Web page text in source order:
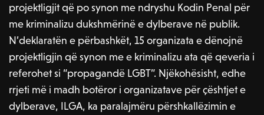
projektligjit që po synon me ndryshu Kodin Penal për
me kriminalizu dukshmërinë e dylberave në publik.
N’deklaratën e përbashkët, 15 organizata e dënojnë
projektligjin që synon me e kriminalizu ata që qeveria i
referohet si “propagandë LGBT”. Njëkohësisht, edhe
rrjeti më i madh botëror i organizatave për çështjet e
dylberave, ILGA, ka paralajmëru përshkallëzimin e